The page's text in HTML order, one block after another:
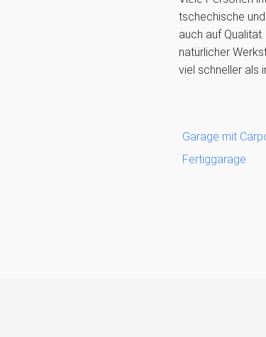
tschechische
auch auf
natürlicher
viel schneller als
Garage mit
Fertiggarage